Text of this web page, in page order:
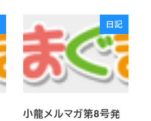
日記
小龍メルマガ第8号発